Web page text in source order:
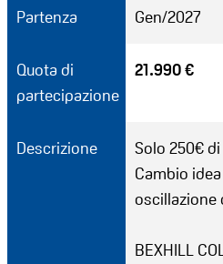
Partenza Gen/2027
Quota di
partecipazione
21.990 €
Descrizione
Solo 250€ di
Cambio
oscillazione
BEXHILL